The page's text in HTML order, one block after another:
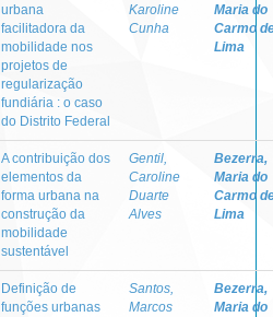
urbana
facilitadora da
mobilidade nos
projetos de
regularização
fundiária : o caso
do Distrito Federal
Karoline
Cunha
Maria do
Carmo
Lima
A contribuição dos
elementos da
forma urbana na
construção da
mobilidade
sustentável
Gentil,
Caroline
Duarte
Alves
Bezerra,
Maria do
Carmo
Lima
Definição de
funções urbanas
Santos,
Marcos
Bezerra,
Maria do